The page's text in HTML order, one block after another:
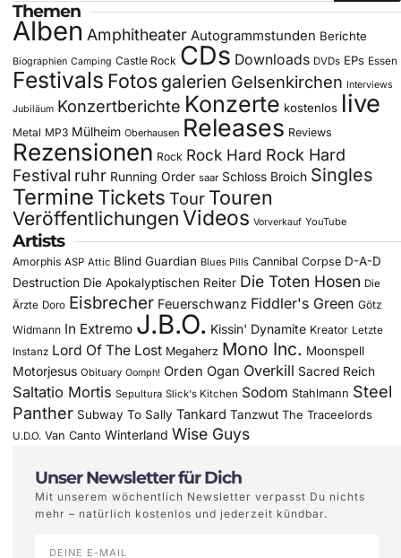
Themen
Alben Amphitheater Autogrammstunden Berichte
Biographien Camping Castle Rock CDs Downloads DVDs EPs Essen
Festivals Fotos galerien Gelsenkirchen Interviews
Jubiläum Konzertberichte Konzerte kostenlos live
Metal MP3 Mülheim Oberhausen Releases Reviews
Rezensionen Rock Rock Hard Rock Hard
Festival ruhr Running Order saar Schloss Broich Singles
Termine Tickets Tour Touren
Veröffentlichungen Videos Vorverkauf YouTube
Artists
Amorphis ASP Attic Blind Guardian Blues Pills Cannibal Corpse D-A-D
Destruction Die Apokalyptischen Reiter Die Toten Hosen Die
Ärzte Doro Eisbrecher Feuerschwanz Fiddler's Green Götz
Widmann In Extremo J.B.O. Kissin' Dynamite Kreator Letzte
Instanz Lord Of The Lost Megaherz Mono Inc. Moonspell
Motorjesus Obituary Oomph! Orden Ogan Overkill Sacred Reich
Saltatio Mortis Sepultura Slick's Kitchen Sodom Stahlmann Steel
Panther Subway To Sally Tankard Tanzwut The Traceelords
U.D.O. Van Canto Winterland Wise Guys
Unser Newsletter für Dich
Mit unserem wöchentlich Newsletter verpasst Du nichts
mehr – natürlich kostenlos und jederzeit kündbar.